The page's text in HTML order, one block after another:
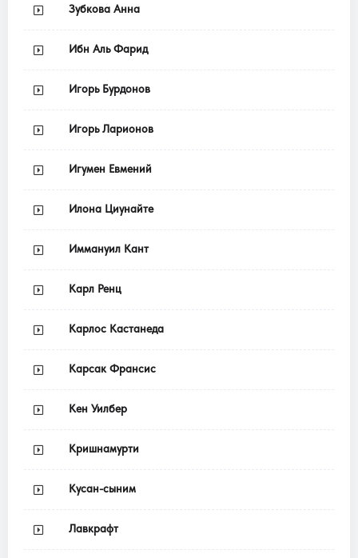
Зубкова Анна
Ибн Аль Фарид
Игорь Бурдонов
Игорь Ларионов
Игумен Евмений
Илона Циунайте
Иммануил Кант
Карл Ренц
Карлос Кастанеда
Карсак Франсис
Кен Уилбер
Кришнамурти
Кусан-сыним
Лавкрафт